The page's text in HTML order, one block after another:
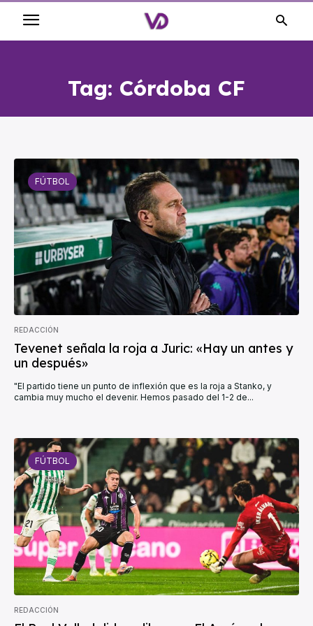
Tag: Córdoba CF
FÚTBOL
REDACCIÓN
Tevenet señala la roja a Juric: «Hay un antes y
un después»
"El partido tiene un punto de inflexión que es la roja a Stanko, y
cambia muy mucho el devenir. Hemos pasado del 1-2 de...
FÚTBOL
REDACCIÓN